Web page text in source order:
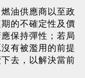
油供應商以至政
的不確定性及價
保持彈性；若局
有被濫用的前提
去，以解決當前